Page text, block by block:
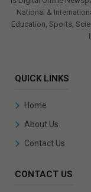
National &
Education, Sports,
QUICK LINKS
Home
About Us
Contact Us
CONTACT US